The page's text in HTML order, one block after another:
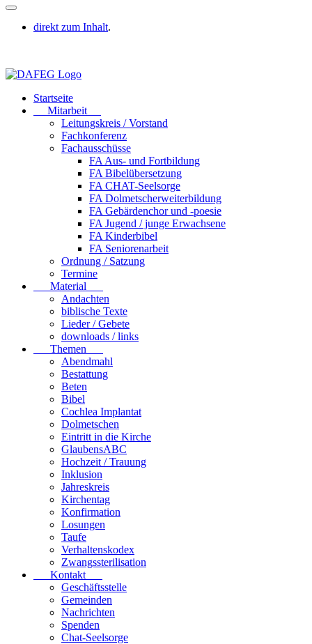
direkt zum Inhalt.
Startseite
Mitarbeit
Leitungskreis / Vorstand
Fachkonferenz
Fachausschüsse
FA Aus- und Fortbildung
FA Bibelübersetzung
FA CHAT-Seelsorge
FA Dolmetscherweiterbildung
FA Gebärdenchor und -poesie
FA Jugend / junge Erwachsene
FA Kinderbibel
FA Seniorenarbeit
Ordnung / Satzung
Termine
Material
Andachten
biblische Texte
Lieder / Gebete
downloads / links
Themen
Abendmahl
Bestattung
Beten
Bibel
Cochlea Implantat
Dolmetschen
Eintritt in die Kirche
GlaubensABC
Hochzeit / Trauung
Inklusion
Jahreskreis
Kirchentag
Konfirmation
Losungen
Taufe
Verhaltenskodex
Zwangssterilisation
Kontakt
Geschäftsstelle
Gemeinden
Nachrichten
Spenden
Chat-Seelsorge